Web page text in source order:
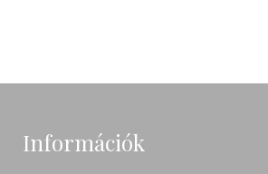
Információk